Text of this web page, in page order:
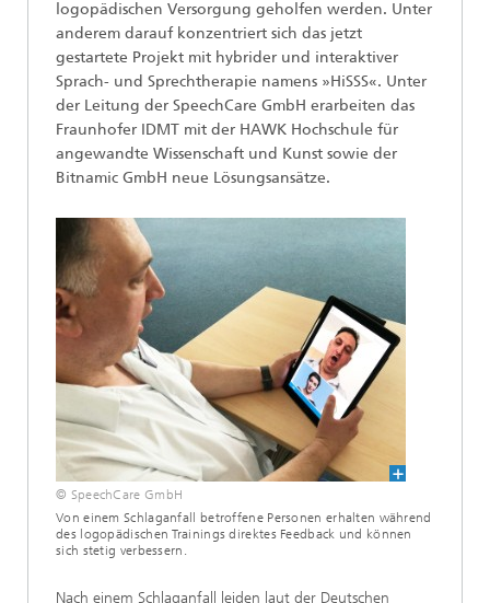
logopädischen Versorgung geholfen werden. Unter
anderem darauf konzentriert sich das jetzt
gestartete Projekt mit hybrider und interaktiver
Sprach- und Sprechtherapie namens »HiSSS«. Unter
der Leitung der SpeechCare GmbH erarbeiten das
Fraunhofer IDMT mit der HAWK Hochschule für
angewandte Wissenschaft und Kunst sowie der
Bitnamic GmbH neue Lösungsansätze.
© SpeechCare GmbH
Von einem Schlaganfall betroffene Personen erhalten während
des logopädischen Trainings direktes Feedback und können
sich stetig verbessern.
Nach einem Schlaganfall leiden laut der Deutschen